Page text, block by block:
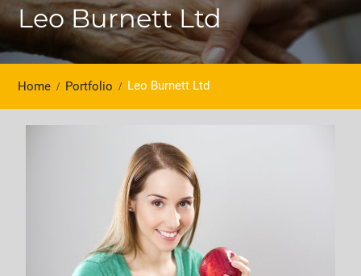
Leo Burnett Ltd
Home Portfolio Leo Burnett Ltd